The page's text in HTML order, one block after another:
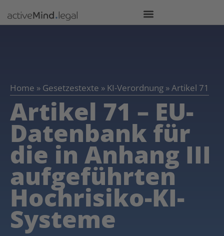
Home » Gesetzestexte » KI-Verordnung »Artikel 71
Artikel 71 – EU-
Datenbank für
die in Anhang III
aufgeführten
Hochrisiko-KI-
Systeme